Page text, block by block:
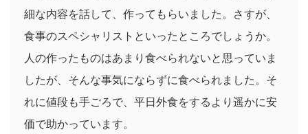
細な内容を話して、作ってもらいました。さすが、
食事のスペシャリストといったところでしょうか。
人の作ったものはあまり食べられないと思っていま
したが、そんな事気にならずに食べられました。そ
れに値段も手ごろで、平日外食をするより遥かに安
価で助かっています。